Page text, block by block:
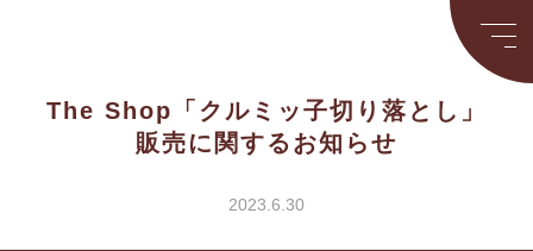
The Shop「クルミッ子切り落とし」
販売に関するお知らせ
2023.6.30